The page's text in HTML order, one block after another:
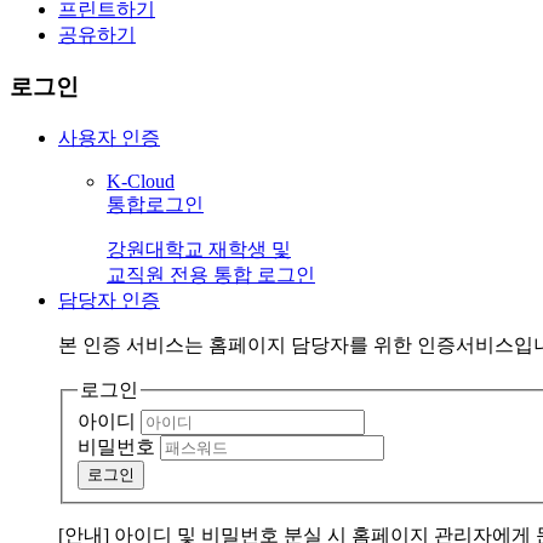
프린트하기
공유하기
로그인
사용자 인증
K-Cloud
통합로그인
강원대학교 재학생 및
교직원 전용 통합 로그인
담당자 인증
본 인증 서비스는 홈페이지 담당자를 위한 인증서비스입
로그인
아이디
비밀번호
로그인
[안내] 아이디 및 비밀번호 분실 시 홈페이지 관리자에게